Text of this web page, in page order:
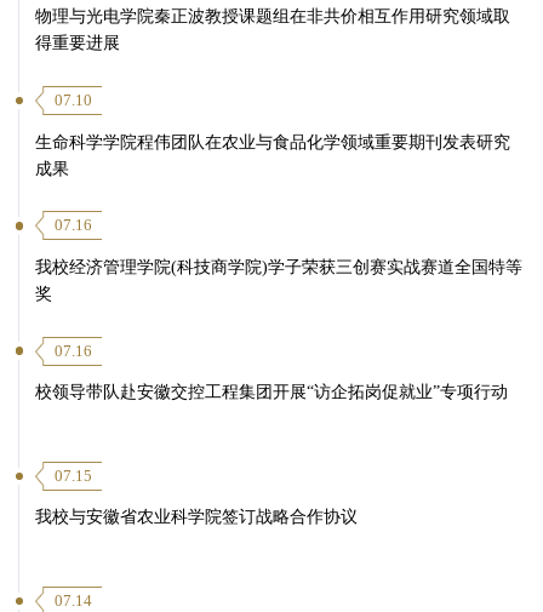
物理与光电学院秦正波教授课题组在非共价相互作用研究领域取
得重要进展
07.10
生命科学学院程伟团队在农业与食品化学领域重要期刊发表研究
成果
07.16
我校经济管理学院(科技商学院)学子荣获三创赛实战赛道全国特等
奖
07.16
校领导带队赴安徽交控工程集团开展“访企拓岗促就业”专项行动
07.15
我校与安徽省农业科学院签订战略合作协议
07.14